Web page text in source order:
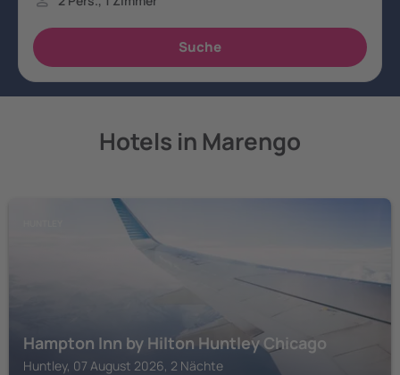
Hotels in Marengo
Hampton Inn by Hilton Huntley Chicago
Huntley, 07 August 2026, 2 Nächte